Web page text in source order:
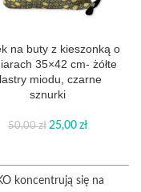
na buty z kieszonką o
35×42 cm- żółte
miodu, czarne
sznurki
50,00zł 25,00 zł
koncentrują się na